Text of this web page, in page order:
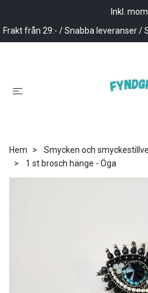
Inkl.
Frakt från 29:- / Snabba leveranser /
Hem Smycken och
1 st brosch hänge - Öga